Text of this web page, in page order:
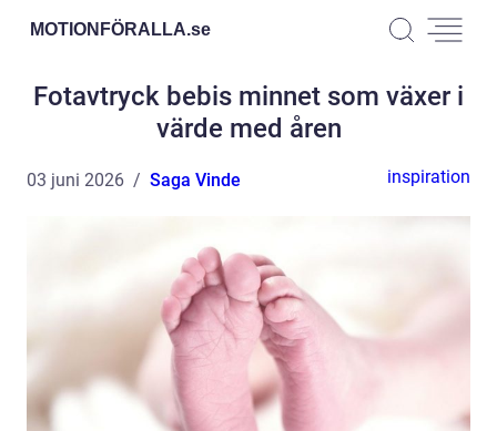
MOTIONFÖRALLA.se
Fotavtryck bebis minnet som växer i
värde med åren
03 juni 2026 Saga Vinde inspiration